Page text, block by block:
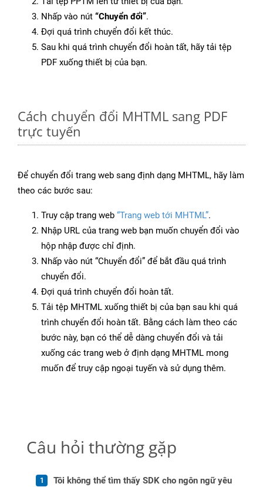
Nhấp vào nút “Chuyển đổi”.
Đợi quá trình chuyển đổi kết thúc.
Sau khi quá trình chuyển đổi hoàn tất, hãy tải tệp
PDF xuống thiết bị của bạn.
Cách chuyển đổi MHTML sang PDF
trực tuyến
Để chuyển đổi trang web sang định dạng MHTML, hãy làm
theo các bước sau:
Truy cập trang web “Trang web tới MHTML”.
Nhập URL của trang web bạn muốn chuyển đổi vào
hộp nhập được chỉ định.
Nhấp vào nút “Chuyển đổi” để bắt đầu quá trình
chuyển đổi.
Đợi quá trình chuyển đổi hoàn tất.
Tải tệp MHTML xuống thiết bị của bạn sau khi quá
trình chuyển đổi hoàn tất. Bằng cách làm theo các
bước này, bạn có thể dễ dàng chuyển đổi và tải
xuống các trang web ở định dạng MHTML mong
muốn để truy cập ngoại tuyến và sử dụng thêm.
Câu hỏi thường gặp
Tôi không thể tìm thấy SDK cho ngôn ngữ yêu